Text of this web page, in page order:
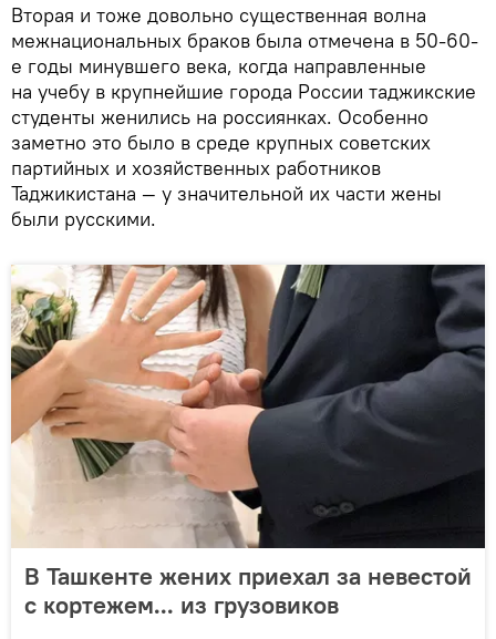
Вторая и тоже довольно существенная волна
межнациональных браков была отмечена в 50-60-
е годы минувшего века, когда направленные
на учебу в крупнейшие города России таджикские
студенты женились на россиянках. Особенно
заметно это было в среде крупных советских
партийных и хозяйственных работников
Таджикистана — у значительной их части жены
были русскими.
В Ташкенте жених приехал за невестой
с кортежем... из грузовиков